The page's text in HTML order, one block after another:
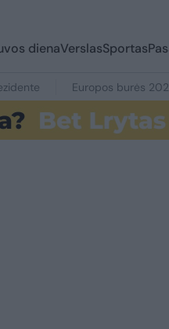
dienaVerslasSportas
Europos burės